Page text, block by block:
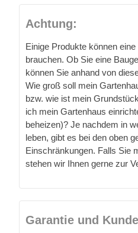
Achtung:
Einige Produkte können
brauchen. Ob Sie eine
können Sie anhand von
Wie groß soll mein
bzw. wie ist mein
ich mein Gartenhaus
beheizen)? Je nachdem in
leben, gibt es bei den oben
Einschränkungen. Falls Sie
stehen wir Ihnen gerne zur
Garantie und